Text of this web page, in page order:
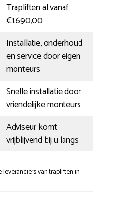
Trapliften al vanaf
€1.690,00
Installatie, onderhoud
en service door eigen
monteurs
Snelle installatie door
vriendelijke monteurs
Adviseur komt
vrijblijvend bij u langs
leveranciers van trapliften in